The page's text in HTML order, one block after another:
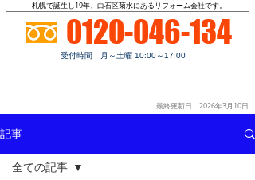
​札幌で誕生し19年、白石区菊水にあるリフォーム会社です。
0120-046-134
受付時間 月～土曜 10:00～17:00
最終更新日 2026年3月10日
記事
全ての記事